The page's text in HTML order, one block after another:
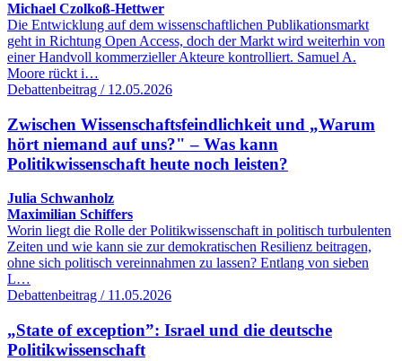
Michael Czolkoß-Hettwer
Die Entwicklung auf dem wissenschaftlichen Publikationsmarkt
geht in Richtung Open Access, doch der Markt wird weiterhin von
einer Handvoll kommerzieller Akteure kontrolliert. Samuel A.
Moore rückt i…
Debattenbeitrag / 12.05.2026
Zwischen Wissenschaftsfeindlichkeit und „Warum
hört niemand auf uns?" – Was kann
Politikwissenschaft heute noch leisten?
Julia Schwanholz
Maximilian Schiffers
Worin liegt die Rolle der Politikwissenschaft in politisch turbulenten
Zeiten und wie kann sie zur demokratischen Resilienz beitragen,
ohne sich politisch vereinnahmen zu lassen? Entlang von sieben
L…
Debattenbeitrag / 11.05.2026
„State of exception”: Israel und die deutsche
Politikwissenschaft